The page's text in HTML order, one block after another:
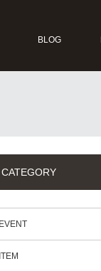
BLOG
CATEGORY
EVENT
ITEM